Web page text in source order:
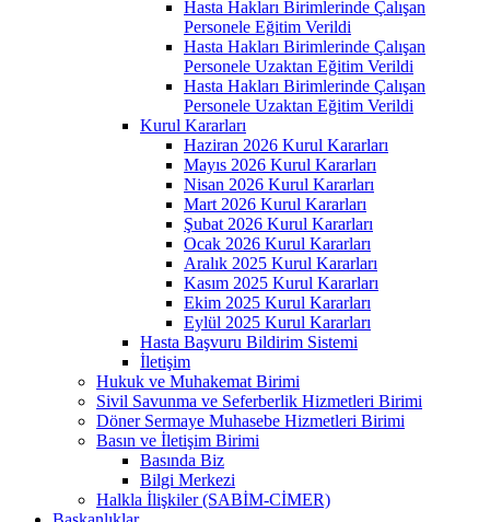
Hasta Hakları Birimlerinde Çalışan
Personele Eğitim Verildi
Hasta Hakları Birimlerinde Çalışan
Personele Uzaktan Eğitim Verildi
Hasta Hakları Birimlerinde Çalışan
Personele Uzaktan Eğitim Verildi
Kurul Kararları
Haziran 2026 Kurul Kararları
Mayıs 2026 Kurul Kararları
Nisan 2026 Kurul Kararları
Mart 2026 Kurul Kararları
Şubat 2026 Kurul Kararları
Ocak 2026 Kurul Kararları
Aralık 2025 Kurul Kararları
Kasım 2025 Kurul Kararları
Ekim 2025 Kurul Kararları
Eylül 2025 Kurul Kararları
Hasta Başvuru Bildirim Sistemi
İletişim
Hukuk ve Muhakemat Birimi
Sivil Savunma ve Seferberlik Hizmetleri Birimi
Döner Sermaye Muhasebe Hizmetleri Birimi
Basın ve İletişim Birimi
Basında Biz
Bilgi Merkezi
Halkla İlişkiler (SABİM-CİMER)